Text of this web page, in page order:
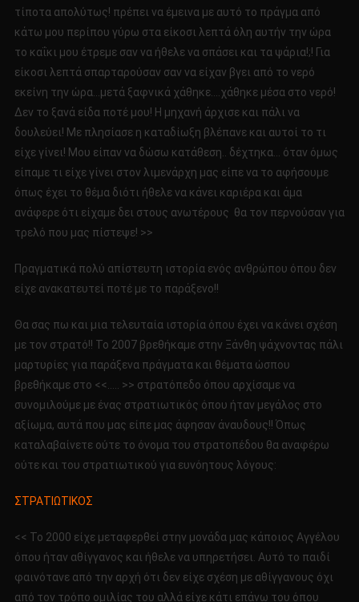
τίποτα απολύτως! πρέπει να έμεινα με αυτό το πράγμα από
κάτω μου περίπου γύρω στα είκοσι λεπτά όλη αυτήν την ώρα
το καΐκι μου έτρεμε σαν να ήθελε να σπάσει και τα ψάρια!;! Για
είκοσι λεπτά σπαρταρούσαν σαν να είχαν βγει από το νερό
εκείνη την ώρα…μετά ξαφνικά χάθηκε….χάθηκε μέσα στο νερό!
Δεν το ξανά είδα ποτέ μου! Η μηχανή άρχισε και πάλι να
δουλεύει! Με πλησίασε η καταδίωξη βλέπανε και αυτοί το τι
είχε γίνει! Μου είπαν να δώσω κατάθεση.. δέχτηκα… όταν όμως
είπαμε τι είχε γίνει στον λιμενάρχη μας είπε να το αφήσουμε
όπως έχει το θέμα διότι ήθελε να κάνει καριέρα και άμα
ανάφερε ότι είχαμε δει στους ανωτέρους θα τον περνούσαν για
τρελό που μας πίστεψε! >>
Πραγματικά πολύ απίστευτη ιστορία ενός ανθρώπου όπου δεν
είχε ανακατευτεί ποτέ με το παράξενο!!
Θα σας πω και μια τελευταία ιστορία όπου έχει να κάνει σχέση
με τον στρατό!! Το 2007 βρεθήκαμε στην Ξάνθη ψάχνοντας πάλι
μαρτυρίες για παράξενα πράγματα και θέματα ώσπου
βρεθήκαμε στο <<….. >> στρατόπεδο όπου αρχίσαμε να
συνομιλούμε με ένας στρατιωτικός όπου ήταν μεγάλος στο
αξίωμα, αυτά που μας είπε μας άφησαν άναυδους!! Όπως
καταλαβαίνετε ούτε το όνομα του στρατοπέδου θα αναφέρω
ούτε και του στρατιωτικού για ευνόητους λόγους:
ΣΤΡΑΤΙΩΤΙΚΟΣ
<< Το 2000 είχε μεταφερθεί στην μονάδα μας κάποιος Αγγέλου
όπου ήταν αθίγγανος και ήθελε να υπηρετήσει. Αυτό το παιδί
φαινότανε από την αρχή ότι δεν είχε σχέση με αθίγγανους όχι
από τον τρόπο ομιλίας του αλλά είχε κάτι επάνω του όπου